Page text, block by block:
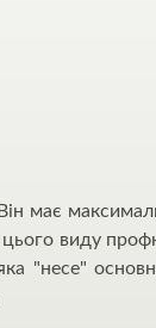
має
виду
"несе"